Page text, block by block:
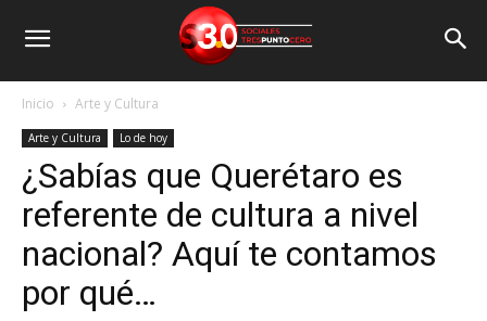
Inicio Arte y Cultura
Arte y Cultura Lo de hoy
¿Sabías que Querétaro es
referente de cultura a nivel
nacional? Aquí te contamos
por qué…